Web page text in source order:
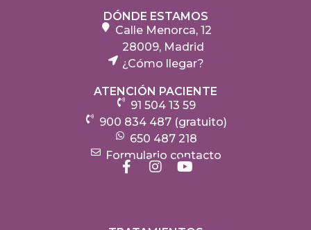
DÓNDE ESTAMOS
Calle Menorca, 12
28009, Madrid
¿Cómo llegar?
ATENCIÓN PACIENTE
91 504 13 59
900 834 487 (gratuito)
650 487 218
Formulario contacto